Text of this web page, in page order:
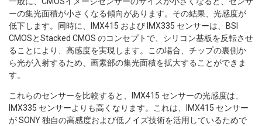
ーの集光面積が小さくなる傾向があります。その結果、光感度が
低下します。同時に、IMX415 および IMX335 センサーは、BSI
CMOSとStacked CMOS のコンセプトで、シリコン基板を反転させ
ることにより、高感度を実現します。この場合、チップの裏側か
ら光が入射するため、画素部の集光面積を拡大することができま
す。
これらのセンサーを比較すると、IMX415 センサーの光感度は、
IMX335 センサーよりも高くなります。これは、IMX415 センサー
が SONY 独自の高感度および低ノイズ技術を活用しているためで